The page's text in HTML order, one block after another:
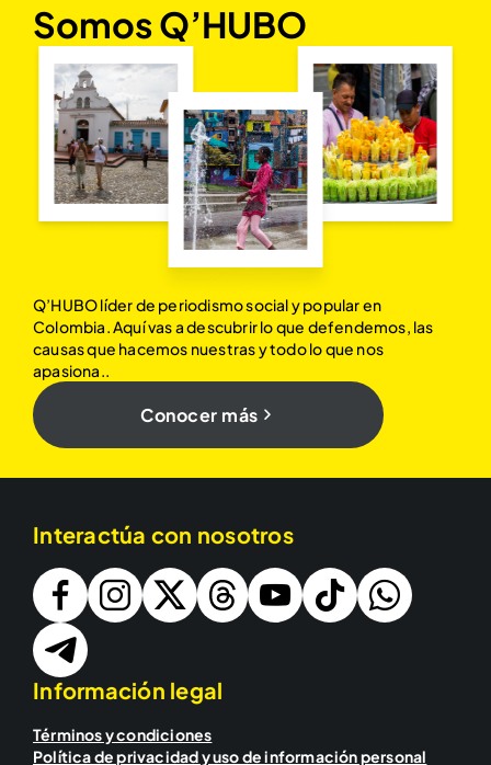
Somos Q’HUBO
Q’HUBO líder de periodismo social y popular en
Colombia. Aquí vas a descubrir lo que defendemos, las
causas que hacemos nuestras y todo lo que nos
apasiona..
Conocer más
Interactúa con nosotros
Información legal
Términos y condiciones
Política de privacidad y uso de información personal